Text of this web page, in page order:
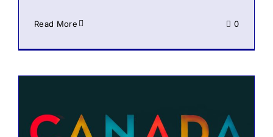
Read More 0